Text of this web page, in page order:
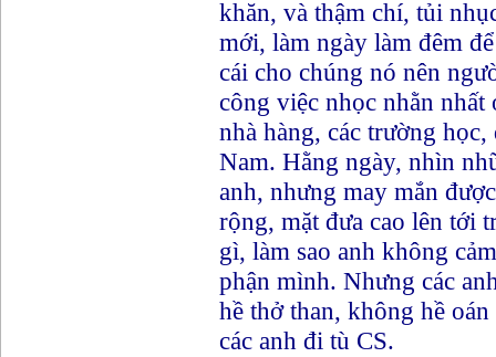
khăn, và thậm chí, tủi
mới, làm ngày làm đêm
cái cho chúng nó nên
công việc nhọc nhằn nhất
nhà hàng, các trường
Nam. Hằng ngày, nhìn
anh, nhưng may mắn
rộng, mặt đưa cao lên tới
gì, làm sao anh không
phận mình. Nhưng các
hề thở than, không hề
các anh đi tù CS.